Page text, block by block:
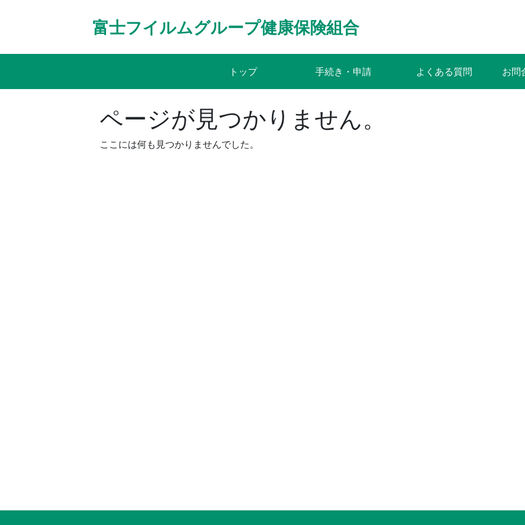
富士フイルムグループ健康保険組合
トップ 手続き・申請 よくある質問 お問
ページが見つかりません。
ここには何も見つかりませんでした。